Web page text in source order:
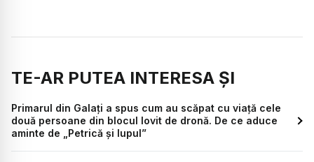
TE-AR PUTEA INTERESA ȘI
Primarul din Galați a spus cum au scăpat cu viață cele
două persoane din blocul lovit de dronă. De ce aduce
aminte de „Petrică și lupul”